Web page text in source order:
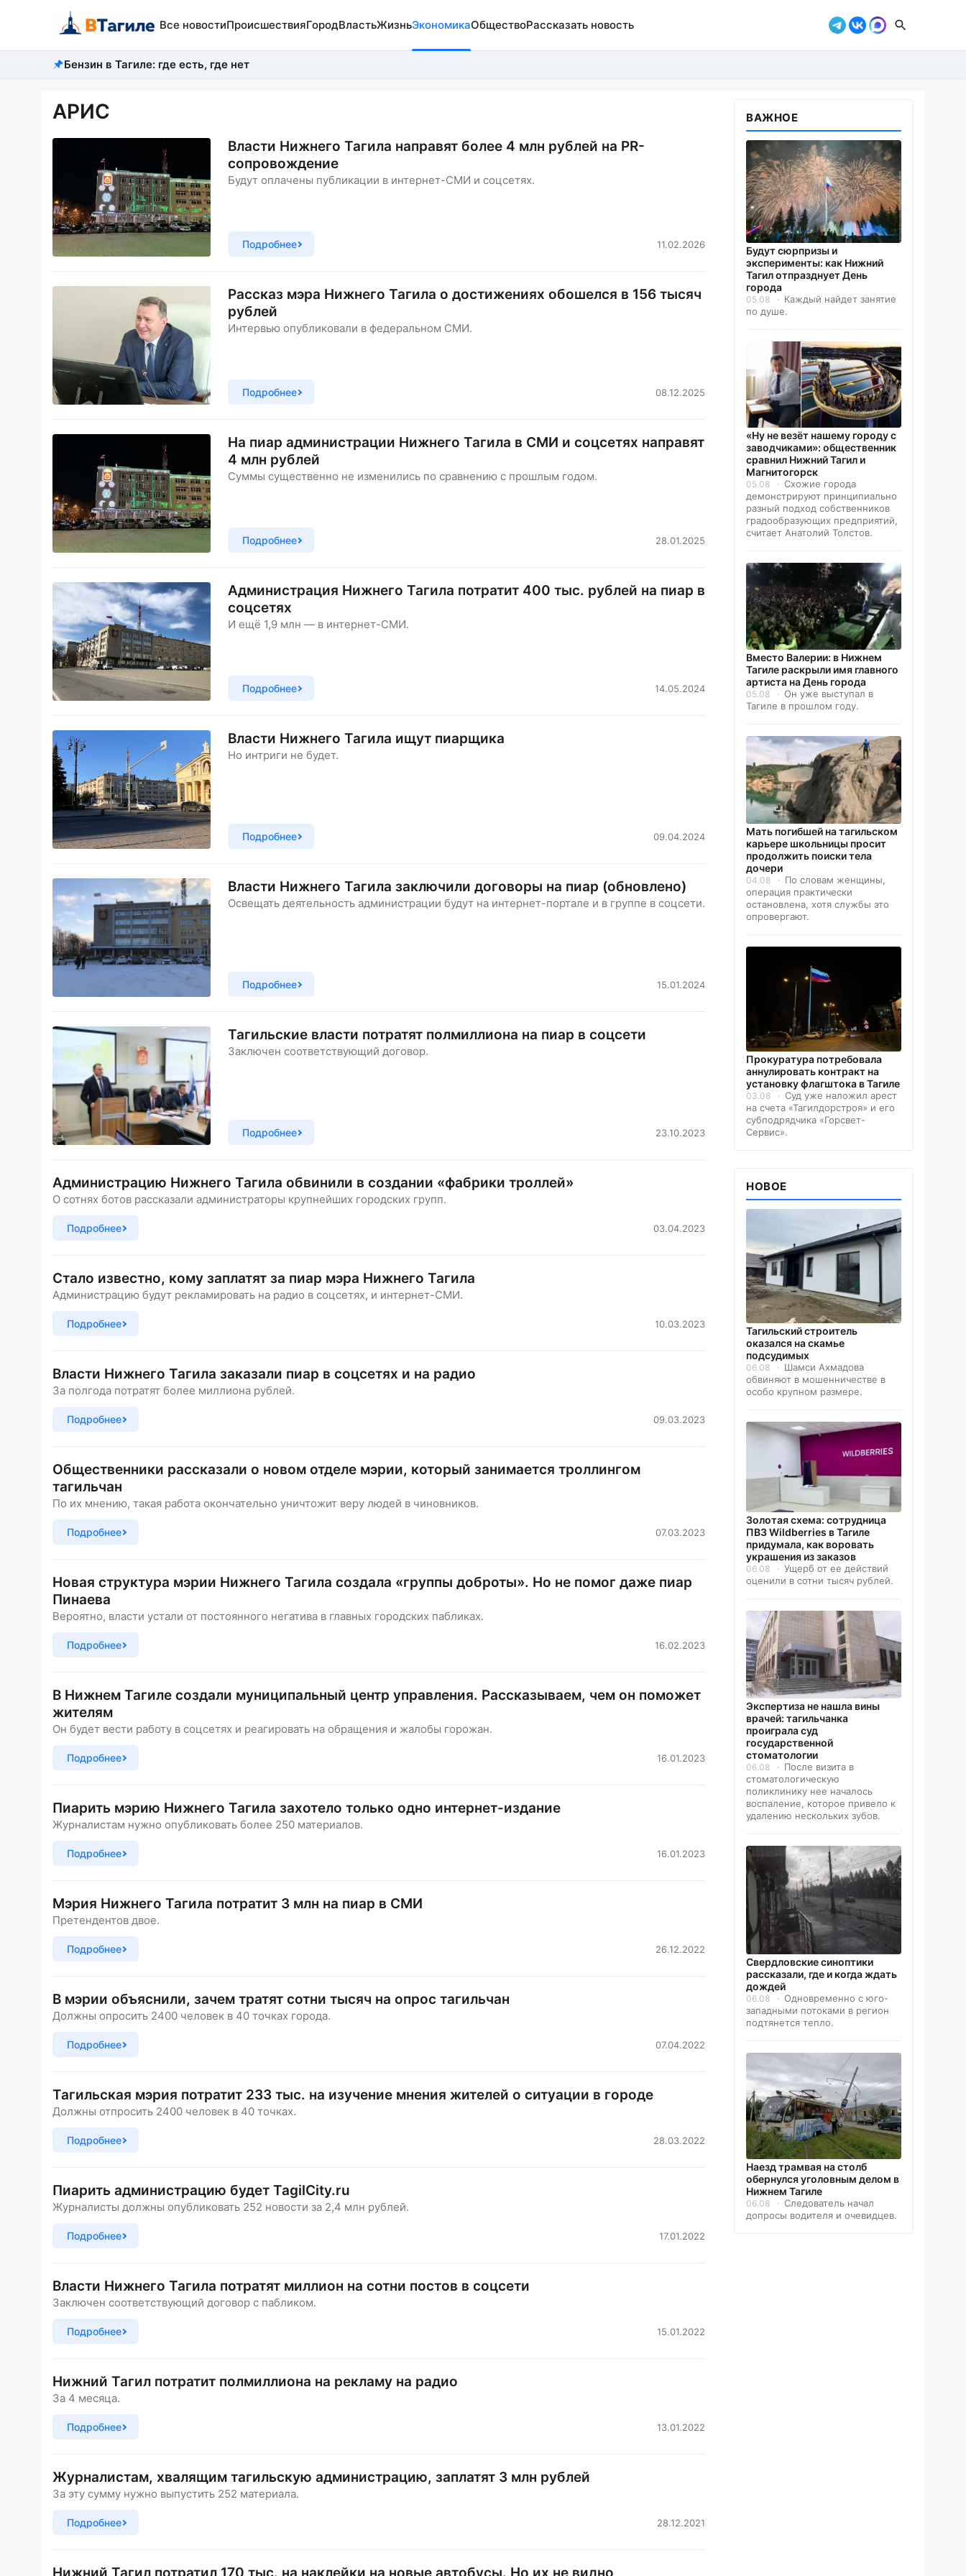
Все новостиПроисшествияГородВластьЖизньЭкономикаОбществоРассказать новость
Бензин в Тагиле: где есть, где нет
АРИС
Власти Нижнего Тагила направят более 4 млн рублей на PR-
сопровождение
Будут оплачены публикации в интернет-СМИ и соцсетях.
Подробнее 11.02.2026
Рассказ мэра Нижнего Тагила о достижениях обошелся в 156 тысяч
рублей
Интервью опубликовали в федеральном СМИ.
Подробнее 08.12.2025
На пиар администрации Нижнего Тагила в СМИ и соцсетях направят
4 млн рублей
Суммы существенно не изменились по сравнению с прошлым годом.
Подробнее 28.01.2025
Администрация Нижнего Тагила потратит 400 тыс. рублей на пиар в
соцсетях
И ещё 1,9 млн — в интернет-СМИ.
Подробнее 14.05.2024
Власти Нижнего Тагила ищут пиарщика
Но интриги не будет.
Подробнее 09.04.2024
Власти Нижнего Тагила заключили договоры на пиар (обновлено)
Освещать деятельность администрации будут на интернет-портале и в группе в соцсети.
Подробнее 15.01.2024
Тагильские власти потратят полмиллиона на пиар в соцсети
Заключен соответствующий договор.
Подробнее 23.10.2023
Администрацию Нижнего Тагила обвинили в создании «фабрики троллей»
О сотнях ботов рассказали администраторы крупнейших городских групп.
Подробнее 03.04.2023
Стало известно, кому заплатят за пиар мэра Нижнего Тагила
Администрацию будут рекламировать на радио в соцсетях, и интернет-СМИ.
Подробнее 10.03.2023
Власти Нижнего Тагила заказали пиар в соцсетях и на радио
За полгода потратят более миллиона рублей.
Подробнее 09.03.2023
Общественники рассказали о новом отделе мэрии, который занимается троллингом
тагильчан
По их мнению, такая работа окончательно уничтожит веру людей в чиновников.
Подробнее 07.03.2023
Новая структура мэрии Нижнего Тагила создала «группы доброты». Но не помог даже пиар
Пинаева
Вероятно, власти устали от постоянного негатива в главных городских пабликах.
Подробнее 16.02.2023
В Нижнем Тагиле создали муниципальный центр управления. Рассказываем, чем он поможет
жителям
Он будет вести работу в соцсетях и реагировать на обращения и жалобы горожан.
Подробнее 16.01.2023
Пиарить мэрию Нижнего Тагила захотело только одно интернет-издание
Журналистам нужно опубликовать более 250 материалов.
Подробнее 16.01.2023
Мэрия Нижнего Тагила потратит 3 млн на пиар в СМИ
Претендентов двое.
Подробнее 26.12.2022
В мэрии объяснили, зачем тратят сотни тысяч на опрос тагильчан
Должны опросить 2400 человек в 40 точках города.
Подробнее 07.04.2022
Тагильская мэрия потратит 233 тыс. на изучение мнения жителей о ситуации в городе
Должны отпросить 2400 человек в 40 точках.
Подробнее 28.03.2022
Пиарить администрацию будет TagilCity.ru
Журналисты должны опубликовать 252 новости за 2,4 млн рублей.
Подробнее 17.01.2022
Власти Нижнего Тагила потратят миллион на сотни постов в соцсети
Заключен соответствующий договор с пабликом.
Подробнее 15.01.2022
Нижний Тагил потратит полмиллиона на рекламу на радио
За 4 месяца.
Подробнее 13.01.2022
Журналистам, хвалящим тагильскую администрацию, заплатят 3 млн рублей
За эту сумму нужно выпустить 252 материала.
Подробнее 28.12.2021
ВАЖНОЕ
Будут сюрпризы и
эксперименты: как Нижний
Тагил отпразднует День
города
05.08
Каждый найдет занятие
по душе.
«Ну не везёт нашему городу с
заводчиками»: общественник
сравнил Нижний Тагил и
Магнитогорск
05.08
Схожие города
демонстрируют принципиально
разный подход собственников
градообразующих предприятий,
считает Анатолий Толстов.
Вместо Валерии: в Нижнем
Тагиле раскрыли имя главного
артиста на День города
05.08
Он уже выступал в
Тагиле в прошлом году.
Мать погибшей на тагильском
карьере школьницы просит
продолжить поиски тела
дочери
04.08
По словам женщины,
операция практически
остановлена, хотя службы это
опровергают.
Прокуратура потребовала
аннулировать контракт на
установку флагштока в Тагиле
03.08
Суд уже наложил арест
на счета «Тагилдорстроя» и его
субподрядчика «Горсвет-
Сервис».
НОВОЕ
Тагильский строитель
оказался на скамье
подсудимых
06.08
Шамси Ахмадова
обвиняют в мошенничестве в
особо крупном размере.
Золотая схема: сотрудница
ПВЗ Wildberries в Тагиле
придумала, как воровать
украшения из заказов
06.08
Ущерб от ее действий
оценили в сотни тысяч рублей.
Экспертиза не нашла вины
врачей: тагильчанка
проиграла суд
государственной
стоматологии
06.08
После визита в
стоматологическую
поликлинику нее началось
воспаление, которое привело к
удалению нескольких зубов.
Свердловские синоптики
рассказали, где и когда ждать
дождей
06.08
Одновременно с юго-
западными потоками в регион
подтянется тепло.
Наезд трамвая на столб
обернулся уголовным делом в
Нижнем Тагиле
06.08
Следователь начал
допросы водителя и очевидцев.